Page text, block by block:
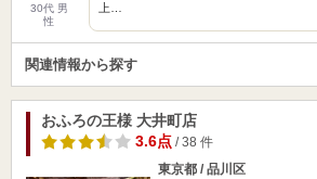
30代 男
性
上…
関連情報から探す
おふろの王様 大井町店
3.6点 / 38 件
東京都 / 品川区